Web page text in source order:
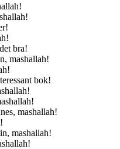
bra!
mashallah!
bok!
mashallah!
mashallah!